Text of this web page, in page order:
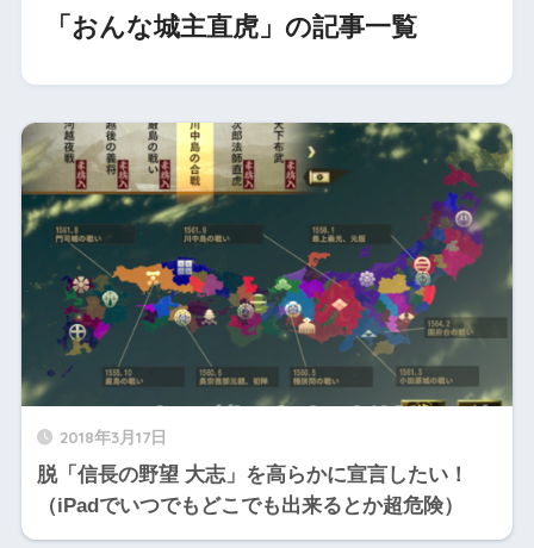
「おんな城主直虎」の記事一覧
2018年3月17日
脱「信長の野望 大志」を高らかに宣言したい！
（iPadでいつでもどこでも出来るとか超危険）